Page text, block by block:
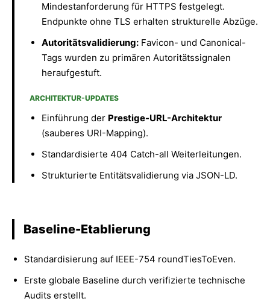
Mindestanforderung für HTTPS festgelegt.
Endpunkte ohne TLS erhalten strukturelle Abzüge.
Autoritätsvalidierung: Favicon- und Canonical-
Tags wurden zu primären Autoritätssignalen
heraufgestuft.
ARCHITEKTUR-UPDATES
Einführung der Prestige-URL-Architektur
(sauberes URI-Mapping).
Standardisierte 404 Catch-all Weiterleitungen.
Strukturierte Entitätsvalidierung via JSON-LD.
Baseline-Etablierung
Standardisierung auf IEEE-754 roundTiesToEven.
Erste globale Baseline durch verifizierte technische
Audits erstellt.